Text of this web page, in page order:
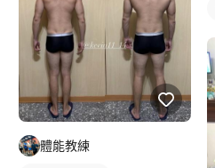
體能教練